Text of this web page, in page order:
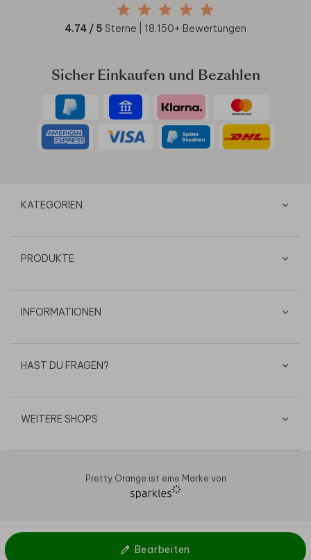
Bearbeiten
4.74 / 5 Sterne | 18.150+ Bewertungen
Sicher Einkaufen und Bezahlen
KATEGORIEN
PRODUKTE
INFORMATIONEN
HAST DU FRAGEN?
WEITERE SHOPS
Pretty Orange ist eine Marke von
AGB Datenschutz Cookies Impressum © 2026